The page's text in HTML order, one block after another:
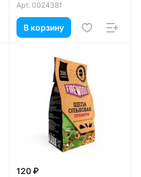
Арт. 0024381
В корзину
120 ₽